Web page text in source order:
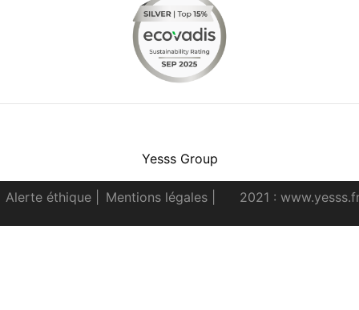
Yesss Group
Alerte éthique Mentions légales 2021 :